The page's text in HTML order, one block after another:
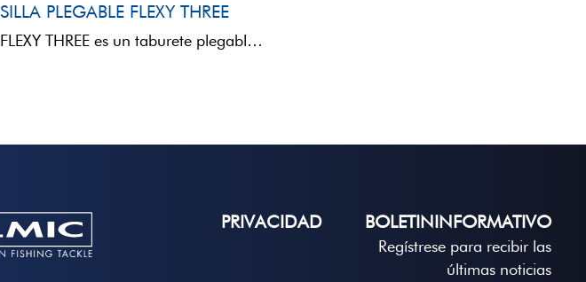
SILLA PLEGABLE FLEXY THREE
FLEXY THREE es un taburete plegable de metal y tela, con respaldo, diseñado para pescadores que buscan ...
PRIVACIDAD BOLETININFORMATIVO
Regístrese para recibir las
últimas noticias